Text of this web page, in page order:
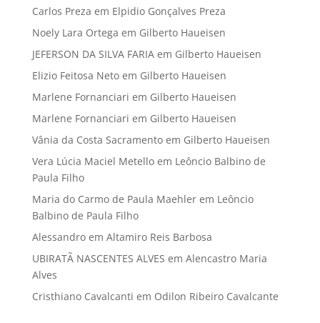
Carlos Preza em Elpidio Gonçalves Preza
Noely Lara Ortega em Gilberto Haueisen
JEFERSON DA SILVA FARIAem Gilberto Haueisen
Elizio Feitosa Netoem Gilberto Haueisen
Marlene Fornanciari em Gilberto Haueisen
Marlene Fornanciari em Gilberto Haueisen
Vânia da Costa Sacramentoem Gilberto Haueisen
Vera Lúcia Maciel Metelloem Leôncio Balbino de
Paula Filho
Maria do Carmo de Paula Maehlerem Leôncio
Balbino de Paula Filho
Alessandroem Altamiro Reis Barbosa
UBIRATÃ NASCENTES ALVES em Alencastro Maria
Alves
Cristhiano Cavalcanti em Odilon Ribeiro Cavalcante